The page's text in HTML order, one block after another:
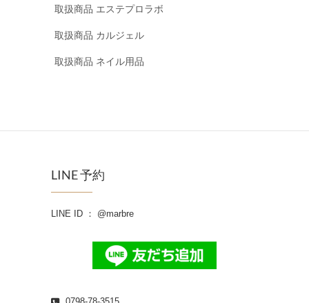
取扱商品 エステプロラボ
取扱商品 カルジェル
取扱商品 ネイル用品
LINE 予約
LINE ID ： @marbre